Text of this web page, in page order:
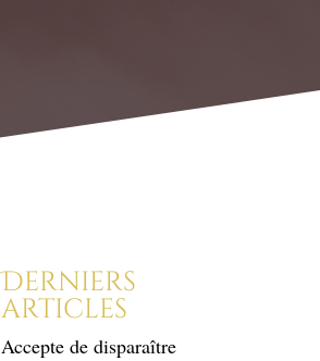
Derniers
articles
Accepte de disparaître